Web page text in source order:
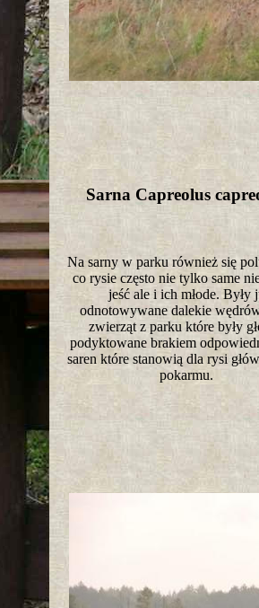
Sarna Capreolus
Na sarny w parku również się
co rysie często nie tylko same
jeść ale i ich młode. Były
odnotowywane dalekie
zwierząt z parku które były
podyktowane brakiem
saren które stanowią dla rysi
pokarmu.